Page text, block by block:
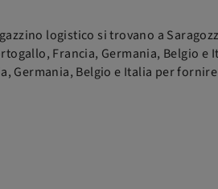
logistico si trovano a
Francia, Germania, Belgio
Germania, Belgio e Italia per